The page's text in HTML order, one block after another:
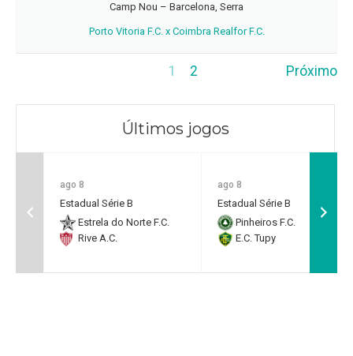
Camp Nou – Barcelona, Serra
Porto Vitoria F.C. x Coimbra Realfor F.C.
1 2 Próximo
Últimos jogos
ago 8
Estadual Série B
Estrela do Norte F.C.
Rive A.C.
ago 8
Estadual Série B
Pinheiros F.C.
E.C. Tupy